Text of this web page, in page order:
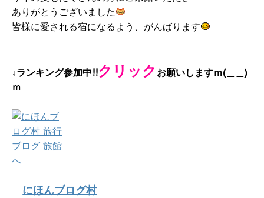
ありがとうございました
皆様に愛される宿になるよう、がんばります
↓ランキング参加中!!クリック お願いしますｍ(＿＿)
ｍ
にほんブログ村